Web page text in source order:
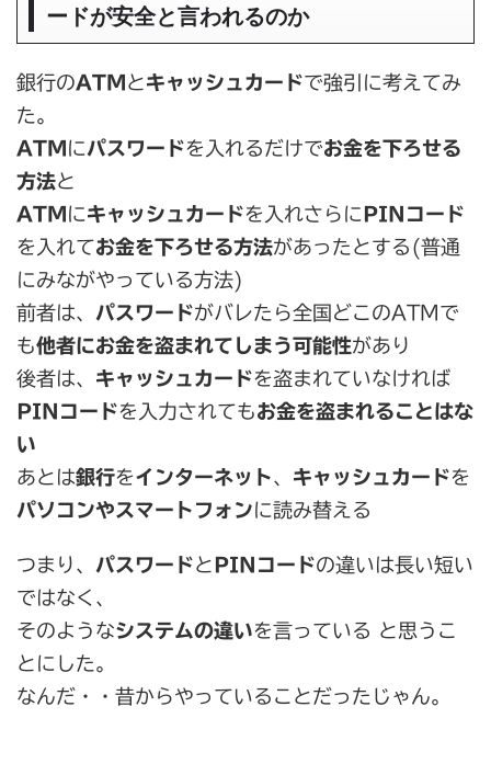
ードが安全と言われるのか
銀行のATM とキャッシュカードで強引に考えてみ
た。
ATM にパスワードを入れるだけでお金を下ろせる
方法と
ATM にキャッシュカードを入れさらに PINコード
を入れてお金を下ろせる方法があったとする(普通
にみながやっている方法)
前者は、 パスワードがバレたら全国どこのATMで
も他者にお金を盗まれてしまう可能性があり
後者は、 キャッシュカードを盗まれていなければ
PINコードを入力されてもお金を盗まれることはな
い
あとは銀行をインターネット、 キャッシュカードを
パソコンやスマートフォンに読み替える
つまり、 パスワードと PINコードの違いは長い短い
ではなく、
そのようなシステムの違いを言っている と思うこ
とにした。
なんだ・・昔からやっていることだったじゃん。